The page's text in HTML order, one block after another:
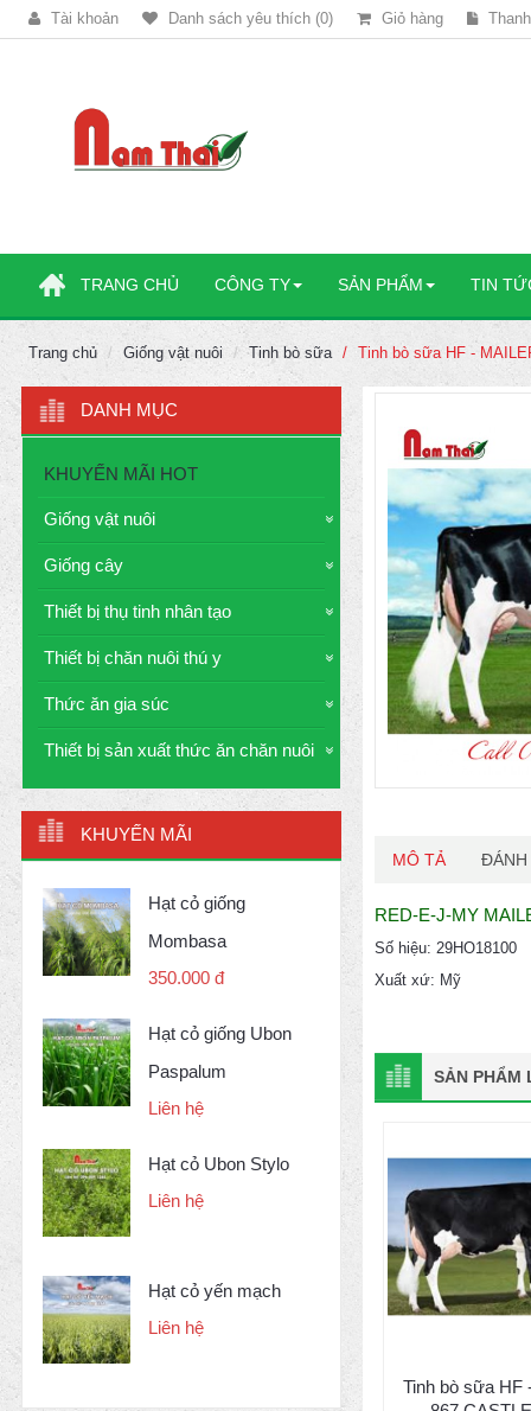
Tài khoản Danh sách yêu thích (0) Giỏ hàng
TRANG CHỦ CÔNG TY SẢN PHẨM TIN
Trang chủ Giống vật nuôi Tinh bò sữa Tinh bò sữa HF -
DANH MỤC
KHUYẾN MÃI HOT
Giống vật nuôi
Giống cây
Thiết bị thụ tinh nhân tạo
Thiết bị chăn nuôi thú y
Thức ăn gia súc
Thiết bị sản xuất thức ăn chăn nuôi
KHUYẾN MÃI
Hạt cỏ giống
Mombasa
350.000 đ
Hạt cỏ giống Ubon
Paspalum
Liên hệ
Hạt cỏ Ubon Stylo
Liên hệ
Hạt cỏ yến mạch
Liên hệ
MÔ TẢ ĐÁNH
RED-E-J-MY
Số hiệu: 29HO18100
Xuất xứ: Mỹ
SẢN PHẨM
Tinh bò sữa HF